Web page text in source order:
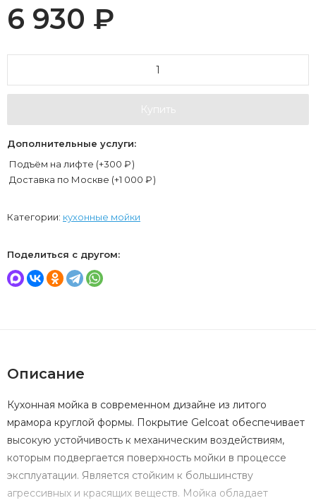
6 930 ₽
Купить
Дополнительные услуги:
Подъём на лифте (+300 ₽)
Доставка по Москве (+1 000 ₽)
Категории: кухонные мойки
Поделиться с другом:
Описание
Кухонная мойка в современном дизайне из литого
мрамора круглой формы. Покрытие Gelcoat обеспечивает
высокую устойчивость к механическим воздействиям,
которым подвергается поверхность мойки в процессе
эксплуатации. Является стойким к большинству
агрессивных и красящих веществ. Мойка обладает